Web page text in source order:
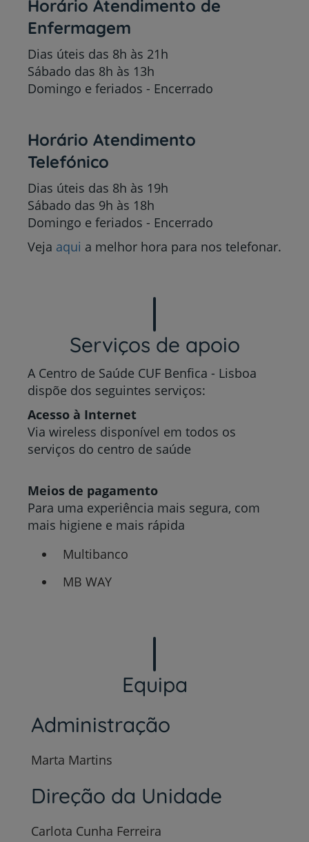
Horário Atendimento de
Enfermagem
Dias úteis das 8h às 21h
Sábado das 8h às 13h
Domingo e feriados - Encerrado
Horário Atendimento
Telefónico
Dias úteis das 8h às 19h
Sábado das 9h às 18h
Domingo e feriados - Encerrado
Veja aqui a melhor hora para nos telefonar.
Serviços de apoio
A Centro de Saúde CUF Benfica - Lisboa
dispõe dos seguintes serviços:
Acesso à Internet
Via wireless disponível em todos os
serviços do centro de saúde
Meios de pagamento
Para uma experiência mais segura, com
mais higiene e mais rápida
Multibanco
MB WAY
Equipa
Administração
Marta Martins
Direção da Unidade
Carlota Cunha Ferreira